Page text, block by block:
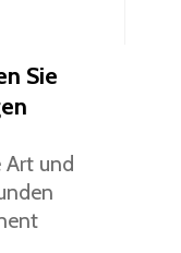
Sie
Art und